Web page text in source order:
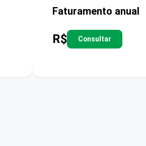
Faturamento anual
R$ Consultar